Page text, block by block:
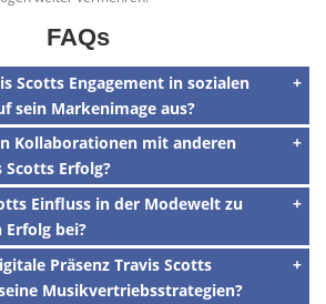
FAQs
Scotts Engagement in sozialen
sein Markenimage aus?
Kollaborationen mit anderen
Erfolg?
Einfluss in der Modewelt zu
bei?
Präsenz Travis Scotts
Musikvertriebsstrategien?